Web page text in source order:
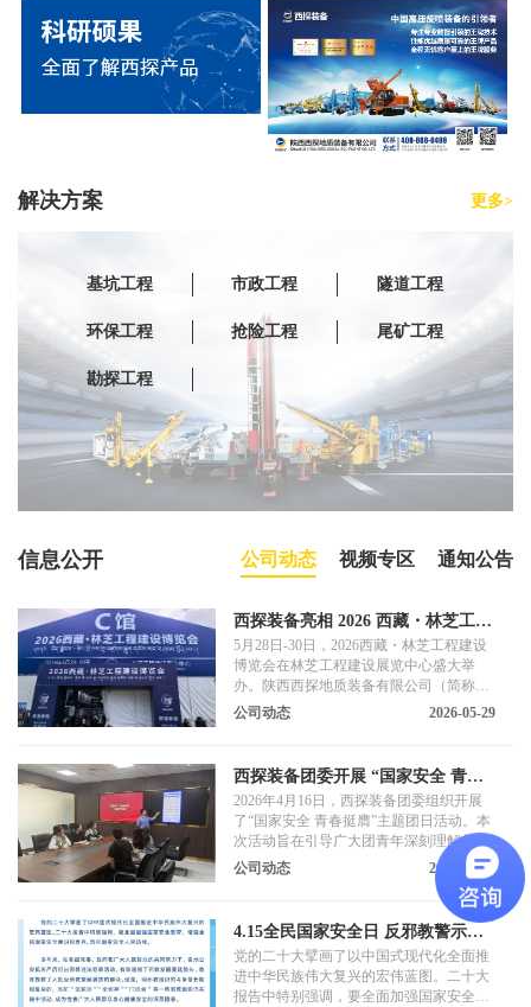
解决方案 更多>
基坑工程 市政工程 隧道工程
环保工程 抢险工程 尾矿工程
勘探工程
信息公开 公司动态 视频专区 通知公告
西探装备亮相 2026 西藏・林芝工程
建设博览会 硬核科技赋能高原基建
5月28日-30日，2026西藏・林芝工程建设
博览会在林芝工程建设展览中心盛大举
办。陕西西探地质装备有限公司（简称
“西探装备”）携高原定制化地质装备与数
质量发展。
公司动态 2026-05-29
西探装备团委开展 “国家安全 青春
挺膺”主题团日活动
2026年4月16日，西探装备团委组织开展
了“国家安全 青春挺膺”主题团日活动。本
次活动旨在引导广大团青年深刻理解总体
国家安全观的核心要义，增强国家安全意
公司动态 2026-04-17
4.15全民国家安全日 反邪教警示宣
传
党的二十大擘画了以中国式现代化全面推
进中华民族伟大复兴的宏伟蓝图。二十大
报告中特别强调，要全面加强国家安全教